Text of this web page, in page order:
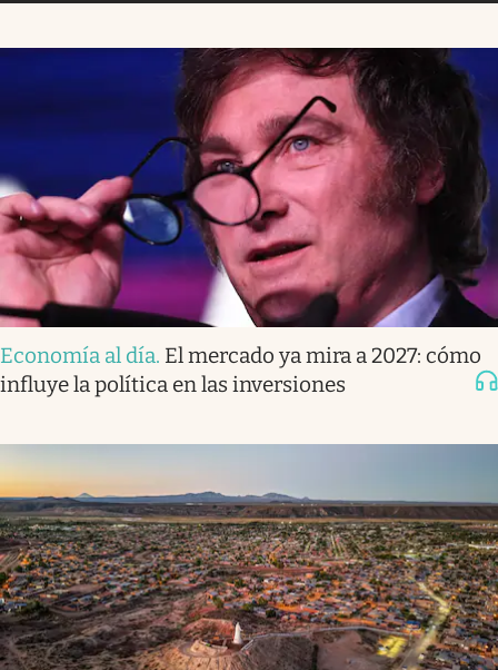
Economía al día. El mercado ya mira a 2027: cómo
influye la política en las inversiones